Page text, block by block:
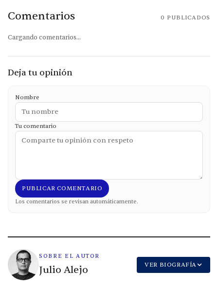
Comentarios 0 PUBLICADOS
Cargando comentarios...
Deja tu opinión
Nombre
Tu comentario
PUBLICAR COMENTARIO
Los comentarios se revisan automáticamente.
SOBRE EL AUTOR
Julio Alejo VER BIOGRAFÍA